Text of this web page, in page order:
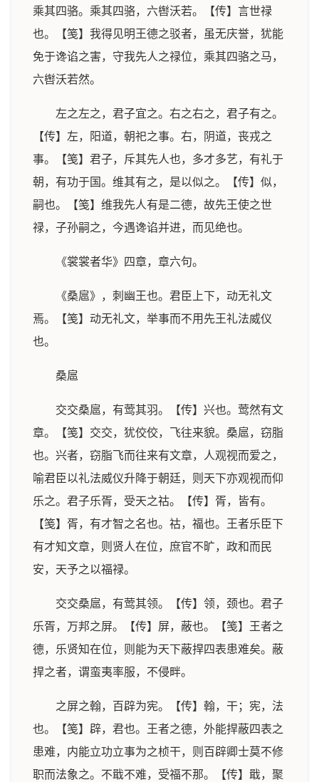
乘其四骆。乘其四骆，六辔沃若。【传】言世禄
也。【笺】我得见明王德之驳者，虽无庆誉，犹能
免于谗谄之害，守我先人之禄位，乘其四骆之马，
六辔沃若然。
左之左之，君子宜之。右之右之，君子有之。
【传】左，阳道，朝祀之事。右，阴道，丧戎之
事。【笺】君子，斥其先人也，多才多艺，有礼于
朝，有功于国。维其有之，是以似之。【传】似，
嗣也。【笺】维我先人有是二德，故先王使之世
禄，子孙嗣之，今遇谗谄并进，而见绝也。
《裳裳者华》四章，章六句。
《桑扈》，刺幽王也。君臣上下，动无礼文
焉。【笺】动无礼文，举事而不用先王礼法威仪
也。
桑扈
交交桑扈，有莺其羽。【传】兴也。莺然有文
章。【笺】交交，犹佼佼，飞往来貌。桑扈，窃脂
也。兴者，窃脂飞而往来有文章，人观视而爱之，
喻君臣以礼法威仪升降于朝廷，则天下亦观视而仰
乐之。君子乐胥，受天之祜。【传】胥，皆有。
【笺】胥，有才智之名也。祜，福也。王者乐臣下
有才知文章，则贤人在位，庶官不旷，政和而民
安，天予之以福禄。
交交桑扈，有莺其领。【传】领，颈也。君子
乐胥，万邦之屏。【传】屏，蔽也。【笺】王者之
德，乐贤知在位，则能为天下蔽捍四表患难矣。蔽
捍之者，谓蛮夷率服，不侵畔。
之屏之翰，百辟为宪。【传】翰，干；宪，法
也。【笺】辟，君也。王者之德，外能捍蔽四表之
患难，内能立功立事为之桢干，则百辟卿士莫不修
职而法象之。不戢不难，受福不那。【传】戢，聚